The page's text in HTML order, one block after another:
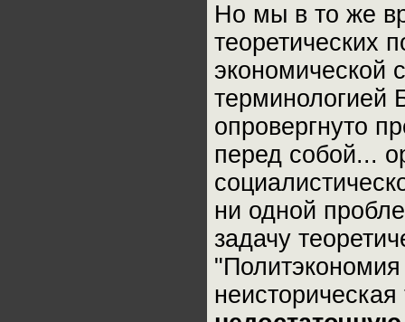
Но мы в то же
теоретических
экономической
терминологией
опровергнуто
перед собой...
ни одной
задачу